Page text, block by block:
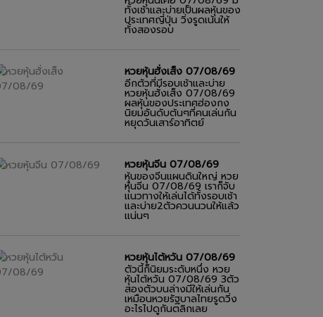
ทั้งเช้าและบ่ายเป็นผลหุ้นของ
ประเทศญี่ปุ่น วิ่งรูดเน้นให้
ทั้งสองรอบ
หวยหุ้นฮั่งเส็ง 07/08/69
อีกตัวที่มีรอบเช้าและบ่าย
หวยหุ้นฮั่งเส็ง 07/08/69
ผลหุ้นของประเทศฮ่องกง
นิยมอันดับต้นๆที่คนเล่นกัน
หยุดวันเสาร์อาทิตย์
หวยหุ้นจีน 07/08/69
หุ้นของจีนแผนดินใหญ่ หวย
หุ้นจีน 07/08/69 เราก็จับ
แนวทางให้เล่นได้ทั้งรอบเช้า
และบ่าย2ตัวควนนวนให้แล้ว
แน่นๆ
หวยหุ้นไต้หวัน 07/08/69
ตัวนี้ก็นิยมระดับหนึ่ง หวย
หุ้นไต้หวัน 07/08/69 3ตัว
สองตัวบนล่างมีให้เล่นกัน
เหมือนหวยรัฐบาลไทยรูดวิ่ง
อะไรไปดูกันตลิกเลย